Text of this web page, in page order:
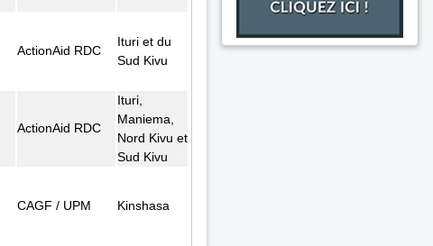
ActionAid RDC
Ituri et du
Sud Kivu
ActionAid RDC
Ituri,
Maniema,
Nord Kivu et
Sud Kivu
CAGF / UPM Kinshasa